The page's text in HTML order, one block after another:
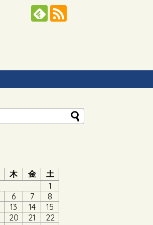
木 金
土
1
6 7
8
13 14
15
20 21
22